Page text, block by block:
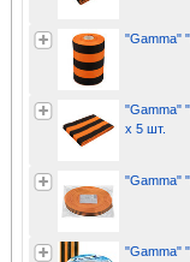
"Gamma"
"Gamma"
x 5 шт.
"Gamma"
"Gamma"